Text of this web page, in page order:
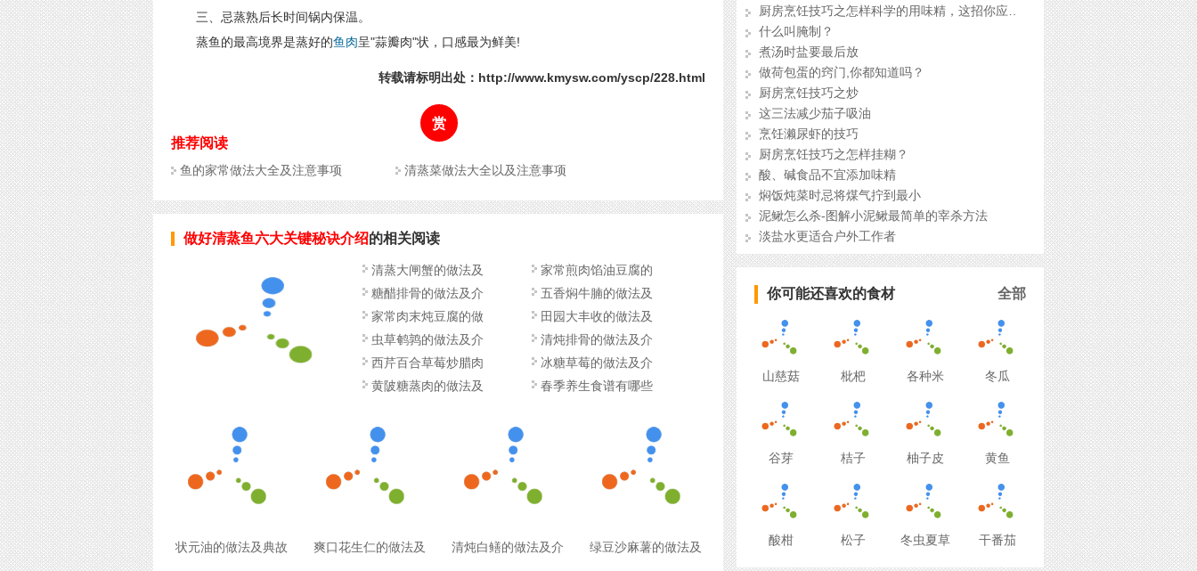
三、忌蒸熟后长时间锅内保温。
蒸鱼的最高境界是蒸好的鱼肉呈"蒜瓣肉"状，口感最为鲜美!
转载请标明出处：http://www.kmysw.com/yscp/228.html
赏
推荐阅读
鱼的家常做法大全及注意事项 清蒸菜做法大全以及注意事项
做好清蒸鱼六大关键秘诀介绍的相关阅读
清蒸大闸蟹的做法及
家常煎肉馅油豆腐的
糖醋排骨的做法及介
五香焖牛腩的做法及
家常肉末炖豆腐的做
田园大丰收的做法及
虫草鹌鹑的做法及介
清炖排骨的做法及介
西芹百合草莓炒腊肉
冰糖草莓的做法及介
黄陂糖蒸肉的做法及
春季养生食谱有哪些
状元油的做法及典故 爽口花生仁的做法及 清炖白鳝的做法及介 绿豆沙麻薯的做法及
什么叫腌制？
煮汤时盐要最后放
做荷包蛋的窍门,你都知道吗？
厨房烹饪技巧之炒
这三法减少茄子吸油
烹饪濑尿虾的技巧
厨房烹饪技巧之怎样挂糊？
酸、碱食品不宜添加味精
焖饭炖菜时忌将煤气拧到最小
泥鳅怎么杀-图解小泥鳅最简单的宰杀方法
淡盐水更适合户外工作者
全部
你可能还喜欢的食材
山慈菇 枇杷 各种米 冬瓜
谷芽 桔子 柚子皮 黄鱼
酸柑 松子 冬虫夏草 干番茄